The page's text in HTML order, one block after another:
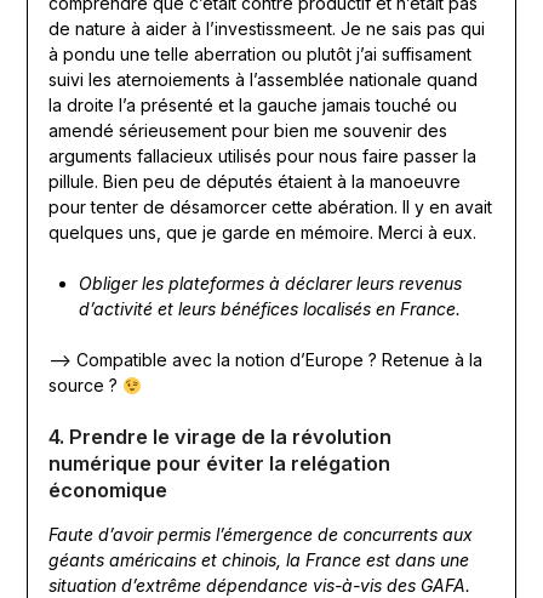
de nature à aider à l’investissmeent. Je ne sais pas qui
à pondu une telle aberration ou plutôt j’ai suffisament
suivi les aternoiements à l’assemblée nationale quand
la droite l’a présenté et la gauche jamais touché ou
amendé sérieusement pour bien me souvenir des
arguments fallacieux utilisés pour nous faire passer la
pillule. Bien peu de députés étaient à la manoeuvre
pour tenter de désamorcer cette abération. Il y en avait
quelques uns, que je garde en mémoire. Merci à eux.
Obliger les plateformes à déclarer leurs revenus
d’activité et leurs bénéfices localisés en France.
—> Compatible avec la notion d’Europe ? Retenue à la
source ?
4. Prendre le virage de la révolution
numérique pour éviter la relégation
économique
Faute d’avoir permis l’émergence de concurrents aux
géants américains et chinois, la France est dans une
situation d’extrême dépendance vis-à-vis des GAFA.